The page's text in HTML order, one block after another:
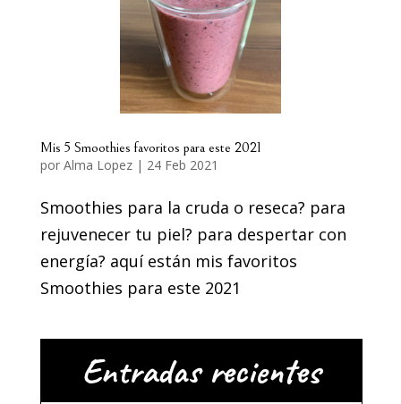
Mis 5 Smoothies favoritos para este 2021
por Alma Lopez| 24 Feb 2021
Smoothies para la cruda o reseca? para
rejuvenecer tu piel? para despertar con
energía? aquí están mis favoritos
Smoothies para este 2021
Entradas recientes